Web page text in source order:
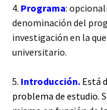
4. Programa:
denominación del
investigación en la
universitario.
5. Introducción. Está
problema de estudio.